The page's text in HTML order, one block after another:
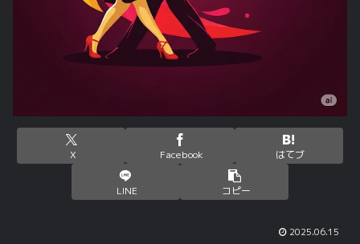
X Facebook はてブ
LINE コピー
2025.06.15